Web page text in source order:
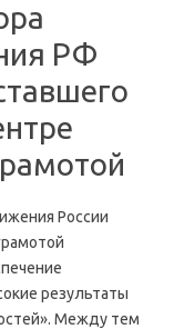
РФ
России
результаты
Между тем